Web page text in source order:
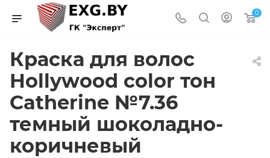
0
Краска для волос
Hollywood color тон
Catherine №7.36
темный шоколадно-
коричневый